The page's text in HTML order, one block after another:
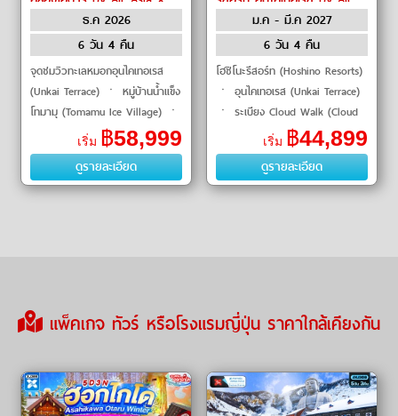
ธ.ค 2026
6 วัน 4 คืน
จุดชมวิวทะเลหมอกอุนไคเทอเรส
(Unkai Terrace) ㆍ หมู่บ้านน้ำแข็ง
โทมามุ (Tomamu Ice Village) ㆍ
ปราสาทไวน์อิเคดะ (Ikeda Wine
Castle) ㆍ หมู่บ้านนิงเ
เริ่ม ฿58,999
ดูรายละเอียด
ม.ค - มี.ค 2027
6 วัน 4 คืน
โฮชิโนะรีสอร์ท (Hoshino Resorts)
ㆍ อุนไคเทอเรส (Unkai Terrace)
ㆍ ระเบียง Cloud Walk (Cloud
Walk) ㆍ หมู่บ้านน้ำแข็งชิคาริ
เบทสึ อิกลู (Shikaribetsu Kotan
Igloo Village) �
เริ่ม ฿44,899
ดูรายละเอียด
แพ็คเกจ ทัวร์ หรือโรงแรมญี่ปุ่น ราคาใกล้เคียงกัน